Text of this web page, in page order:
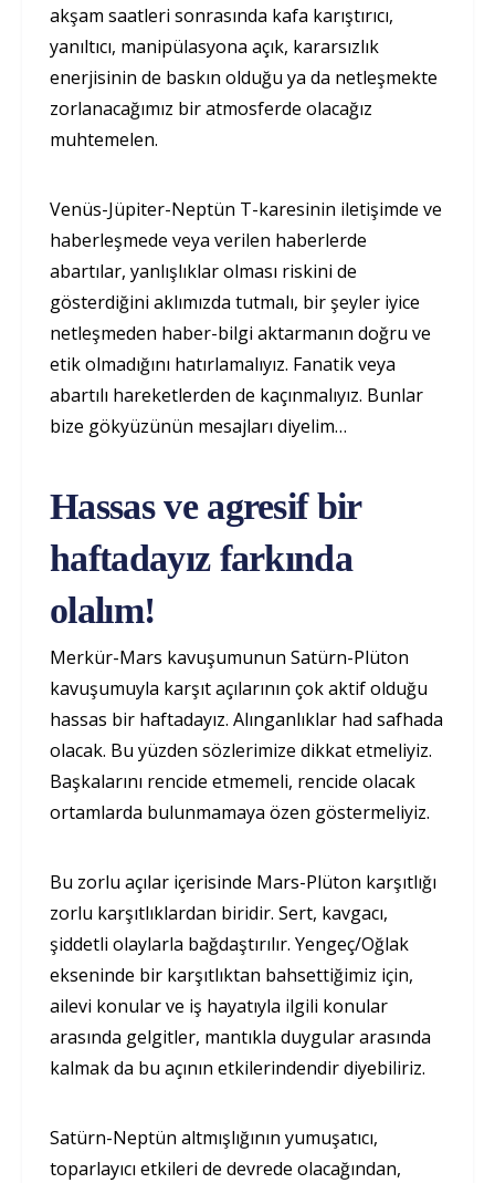
akşam saatleri sonrasında kafa karıştırıcı,
yanıltıcı, manipülasyona açık, kararsızlık
enerjisinin de baskın olduğu ya da netleşmekte
zorlanacağımız bir atmosferde olacağız
muhtemelen.
Venüs-Jüpiter-Neptün T-karesinin iletişimde ve
haberleşmede veya verilen haberlerde
abartılar, yanlışlıklar olması riskini de
gösterdiğini aklımızda tutmalı, bir şeyler iyice
netleşmeden haber-bilgi aktarmanın doğru ve
etik olmadığını hatırlamalıyız. Fanatik veya
abartılı hareketlerden de kaçınmalıyız. Bunlar
bize gökyüzünün mesajları diyelim…
Hassas ve agresif bir
haftadayız farkında
olalım!
Merkür-Mars kavuşumunun Satürn-Plüton
kavuşumuyla karşıt açılarının çok aktif olduğu
hassas bir haftadayız. Alınganlıklar had safhada
olacak. Bu yüzden sözlerimize dikkat etmeliyiz.
Başkalarını rencide etmemeli, rencide olacak
ortamlarda bulunmamaya özen göstermeliyiz.
Bu zorlu açılar içerisinde Mars-Plüton karşıtlığı
zorlu karşıtlıklardan biridir. Sert, kavgacı,
şiddetli olaylarla bağdaştırılır. Yengeç/Oğlak
ekseninde bir karşıtlıktan bahsettiğimiz için,
ailevi konular ve iş hayatıyla ilgili konular
arasında gelgitler, mantıkla duygular arasında
kalmak da bu açının etkilerindendir diyebiliriz.
Satürn-Neptün altmışlığının yumuşatıcı,
toparlayıcı etkileri de devrede olacağından,